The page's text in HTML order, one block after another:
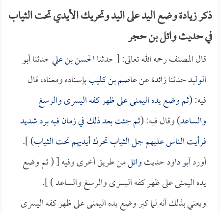
ذكر زيادة وضع اليد على اليد وتحريك الأيدي تحت الثياب
في حديث وائل بن حجر
قال المصنف رحمه الله تعالى: [ حدثناالحسن بن عليحدثناأبو
الوليدحدثنازائدةعنعاصم بن كليببإسناده ومعناه، قال
فيه: (ثم وضع يده اليمنى على ظهر كفه اليسرى والرسغ
والساعد) وقال فيه: (ثم جئت بعد ذلك في زمان فيه برد شديد
فرأيت الناس عليهم جل الثياب تحرك أيديهم تحت الثياب) ].
أوردأبو داودحديثوائلمن طريق أخرى وفيه [ ( ثم وضع
يده اليمنى على ظهر كفه اليسرى والرسغ والساعد ) ].
ويعني بذلك أنه لما كبر وضع يده اليمنى على ظهر كفه اليسرى